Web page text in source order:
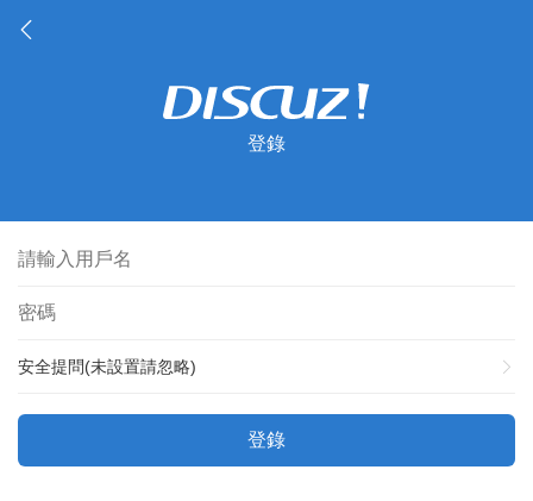
登錄
安全提問(未設置請忽略)
登錄